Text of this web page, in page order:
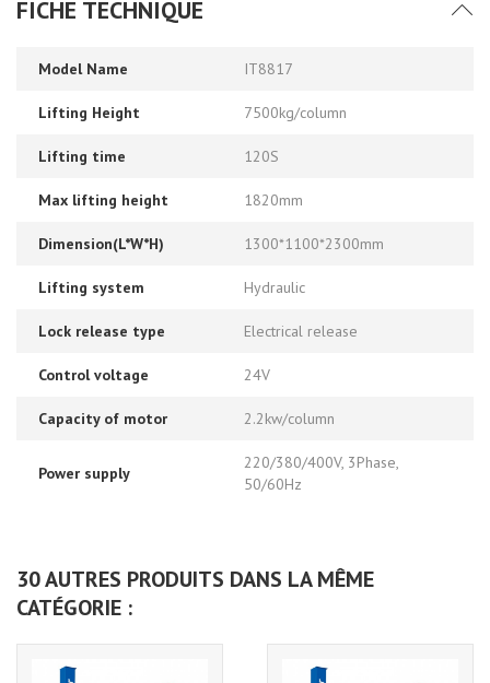
FICHE TECHNIQUE
Model Name IT8817
Lifting Height 7500kg/column
Lifting time 120S
Max lifting height 1820mm
Dimension(L*W*H) 1300*1100*2300mm
Lifting system Hydraulic
Lock release type Electrical release
Control voltage 24V
Capacity of motor 2.2kw/column
Power supply
220/380/400V, 3Phase,
50/60Hz
30 AUTRES PRODUITS DANS LA MÊME
CATÉGORIE :